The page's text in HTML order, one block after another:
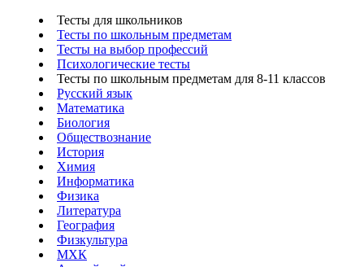
Тесты для школьников
Тесты по школьным предметам
Тесты на выбор профессий
Психологические тесты
Тесты по школьным предметам для 8-11 классов
Русский язык
Математика
Биология
Обществознание
История
Химия
Информатика
Физика
Литература
География
Физкультура
МХК